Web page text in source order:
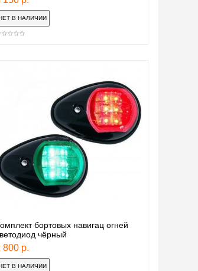
бортовых навигац огней
чёрный
800 р.